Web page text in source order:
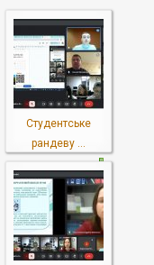
Студентське
рандеву ...